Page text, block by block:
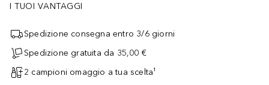
I TUOI VANTAGGI
Spedizione consegna entro 3/6 giorni
Spedizione gratuita da 35,00 €
2 campioni omaggio a tua scelta¹